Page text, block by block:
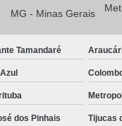
MG - Minas Gerais
Tamandaré
dos Pinhais Tijucas